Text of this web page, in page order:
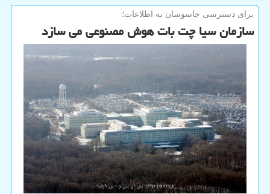
برای دسترسی جاسوسان به اطلاعات؛
سازمان سیا چت بات هوش مصنوعی می سازد